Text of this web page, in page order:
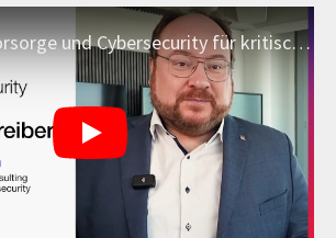
Krisenvorsorge und Cybersecurity für kritische Infrastrukturen | CGI